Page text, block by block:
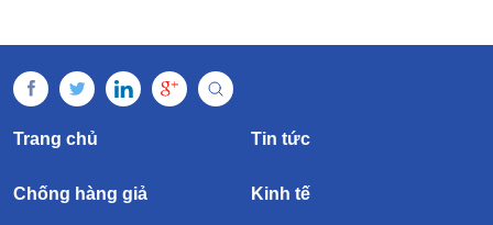
Trang chủ Tin tức
Chống hàng giả Kinh tế